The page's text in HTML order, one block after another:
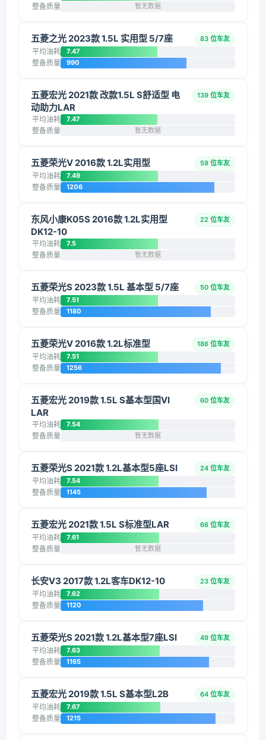
整备质量 暂无数据
五菱之光 2023款 1.5L 实用型 5/7座 83 位车友
平均油耗 7.47
整备质量 990
五菱宏光 2021款 改款1.5L S舒适型 电
动助力LAR
139 位车友
平均油耗 7.47
整备质量 暂无数据
五菱荣光V 2016款 1.2L实用型 59 位车友
平均油耗 7.49
整备质量 1206
东风小康K05S 2016款 1.2L实用型
DK12-10
22 位车友
平均油耗 7.5
整备质量 暂无数据
五菱荣光S 2023款 1.5L 基本型 5/7座 50 位车友
平均油耗 7.51
整备质量 1180
五菱荣光V 2016款 1.2L标准型 186 位车友
平均油耗 7.51
整备质量 1256
五菱宏光 2019款 1.5L S基本型国VI
LAR
60 位车友
平均油耗 7.54
整备质量 暂无数据
五菱荣光S 2021款 1.2L基本型5座LSI 24 位车友
平均油耗 7.54
整备质量 1145
五菱宏光 2021款 1.5L S标准型LAR 66 位车友
平均油耗 7.61
整备质量 暂无数据
长安V3 2017款 1.2L客车DK12-10 23 位车友
平均油耗 7.62
整备质量 1120
五菱荣光S 2021款 1.2L基本型7座LSI 49 位车友
平均油耗 7.63
整备质量 1165
五菱宏光 2019款 1.5L S基本型L2B 64 位车友
平均油耗 7.67
整备质量 1215